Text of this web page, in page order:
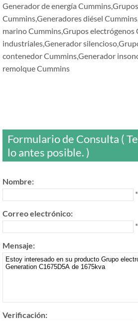
Generador de energía
Cummins,Generadores diésel
marino Cummins,Grupos electrógenos
industriales,Generador
contenedor Cummins,Generador
remolque Cummins
Formulario de Consulta (
lo antes posible. )
Nombre:
*
Correo electrónico:
*
Mensaje:
Verificación: